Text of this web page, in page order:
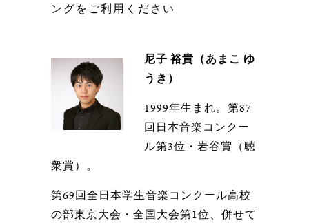
ングをご利用ください
尼子 裕貴（あまこ ゆ
うき）
1999年生まれ。第87
回日本音楽コンクー
ル第3位・岩谷賞（聴
衆賞）。
第69回全日本学生音楽コンクール高校
の部東京大会・全国大会第1位、併せて